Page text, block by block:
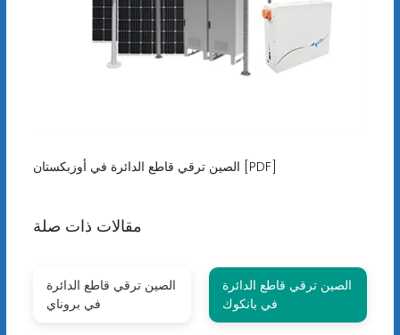
الصين ترقي قاطع الدائرة في أوزبكستان [PDF]
مقالات ذات صلة
الصين ترقي قاطع الدائرة
في بروناي
الصين ترقي قاطع الدائرة
في بانكوك